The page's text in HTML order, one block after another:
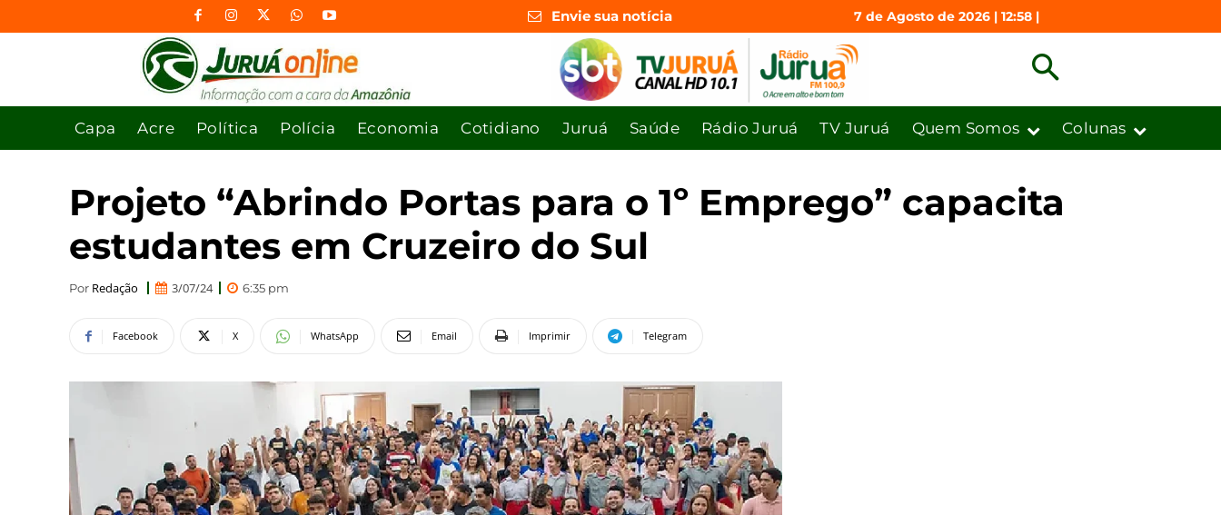
Envie sua notícia 7 de Agosto de 2026 | 12:58 |
Capa Acre Política Polícia Economia Cotidiano Juruá Saúde Rádio Juruá TV Juruá Quem Somos Colunas
Projeto “Abrindo Portas para o 1º Emprego” capacita
estudantes em Cruzeiro do Sul
Por Redação 3/07/24 6:35 pm
Facebook X WhatsApp Email Imprimir Telegram